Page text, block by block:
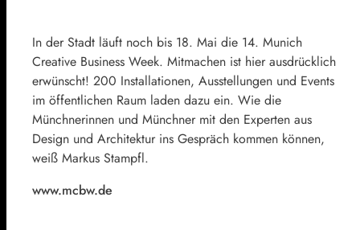
In der Stadt läuft noch bis 18. Mai die 14. Munich
Creative Business Week. Mitmachen ist hier ausdrücklich
erwünscht! 200 Installationen, Ausstellungen und Events
im öffentlichen Raum laden dazu ein. Wie die
Münchnerinnen und Münchner mit den Experten aus
Design und Architektur ins Gespräch kommen können,
weiß Markus Stampfl.
www.mcbw.de